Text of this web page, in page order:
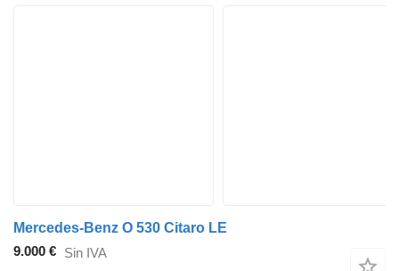
Mercedes-Benz O 530 Citaro LE
9.000 € Sin IVA